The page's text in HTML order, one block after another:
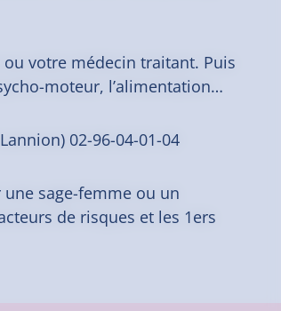
votre médecin traitant. Puis
moteur, l’alimentation…
02-96-04-01-04
sage-femme ou un
de risques et les 1ers